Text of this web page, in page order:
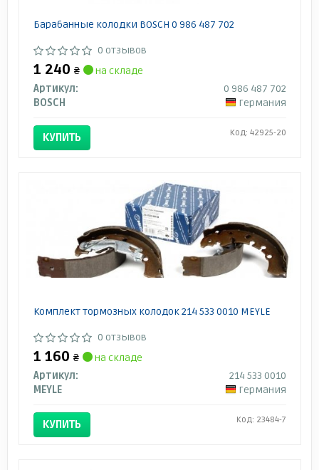
Барабанные колодки BOSCH 0 986 487 702
0 отзывов
1 240 ₴
на складе
Артикул:
0 986 487 702
BOSCH
Германия
КУПИТЬ Код: 42925-20
Комплект тормозных колодок 214 533 0010 MEYLE
0 отзывов
1 160 ₴
на складе
Артикул:
214 533 0010
MEYLE
Германия
КУПИТЬ Код: 23484-7